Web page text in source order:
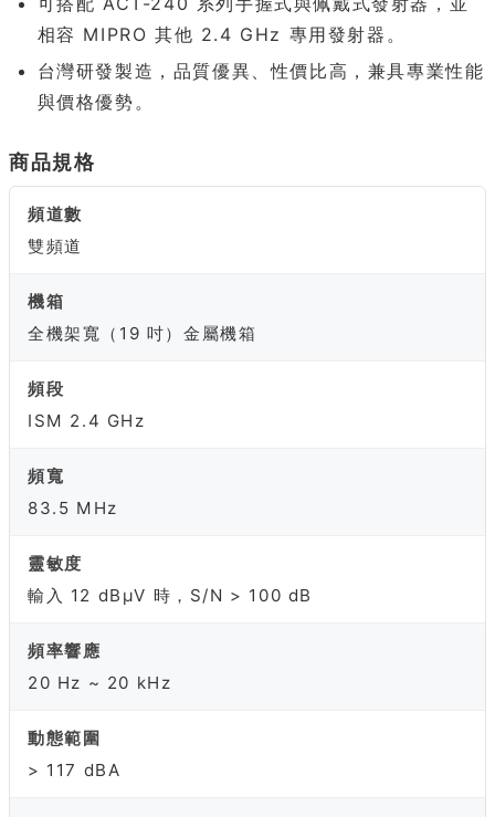
相容 MIPRO 其他 2.4 GHz 專用發射器。
台灣研發製造，品質優異、性價比高，兼具專業性能
與價格優勢。
商品規格
頻道數
雙頻道
機箱
全機架寬（19 吋）金屬機箱
頻段
ISM 2.4 GHz
頻寬
83.5 MHz
靈敏度
輸入 12 dBμV 時，S/N > 100 dB
頻率響應
20 Hz ~ 20 kHz
動態範圍
> 117 dBA